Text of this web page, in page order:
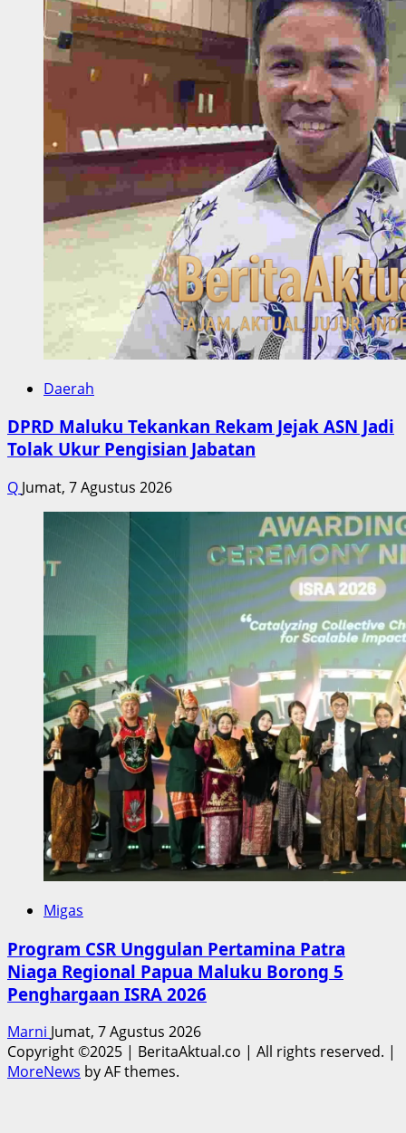
Daerah
DPRD Maluku Tekankan Rekam Jejak ASN Jadi
Tolak Ukur Pengisian Jabatan
Q Jumat, 7 Agustus 2026
Migas
Program CSR Unggulan Pertamina Patra
Niaga Regional Papua Maluku Borong 5
Penghargaan ISRA 2026
Marni Jumat, 7 Agustus 2026
Copyright ©2025 | BeritaAktual.co | All rights reserved. |
MoreNews by AF themes.